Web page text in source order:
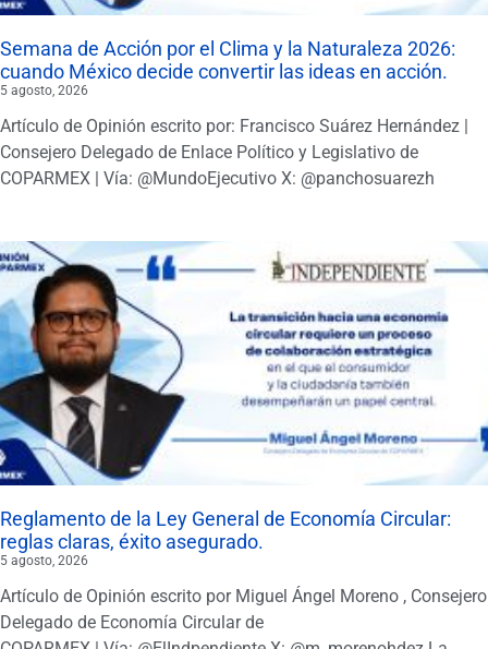
Semana de Acción por el Clima y la Naturaleza 2026:
cuando México decide convertir las ideas en acción.
5 agosto, 2026
Artículo de Opinión escrito por: Francisco Suárez Hernández |
Consejero Delegado de Enlace Político y Legislativo de
COPARMEX | Vía: @MundoEjecutivo X: @panchosuarezh
Reglamento de la Ley General de Economía Circular:
reglas claras, éxito asegurado.
5 agosto, 2026
Artículo de Opinión escrito por Miguel Ángel Moreno , Consejero
Delegado de Economía Circular de